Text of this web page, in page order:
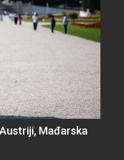
Mađarska